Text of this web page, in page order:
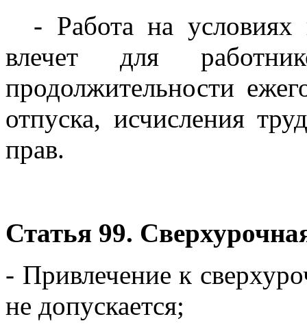
- Работа на условиях
влечет для
продолжительности
отпуска, исчисления
прав.
Статья 99.
- Привлечение к
не допускается;